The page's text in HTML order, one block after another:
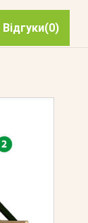
Відгуки(0)